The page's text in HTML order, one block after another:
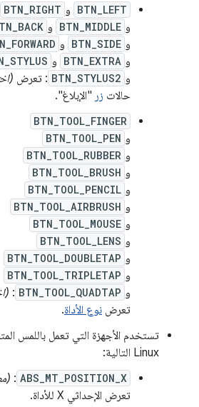
BTN_LEFT و BTN_RIGHT
و BTN_MIDDLE و
و BTN_SIDE و
و BTN_EXTRA و
و BTN_STYLUS2 : تعرض
حالات زر "الإبلاغ".
BTN_TOOL_FINGER
و BTN_TOOL_PEN
و BTN_TOOL_RUBBER
و BTN_TOOL_BRUSH
و BTN_TOOL_PENCIL
و BTN_TOOL_AIRBRUSH
و BTN_TOOL_MOUSE
و BTN_TOOL_LENS
و BTN_TOOL_DOUBLETAP
و BTN_TOOL_TRIPLETAP
و BTN_TOOL_QUADTAP
:
تعرض نوع الأداة.
تستخدم الأجهزة التي تعمل باللمس
Linux التالية:
ABS_MT_POSITION_X
:
تعرض الإحداثي X للأداة.